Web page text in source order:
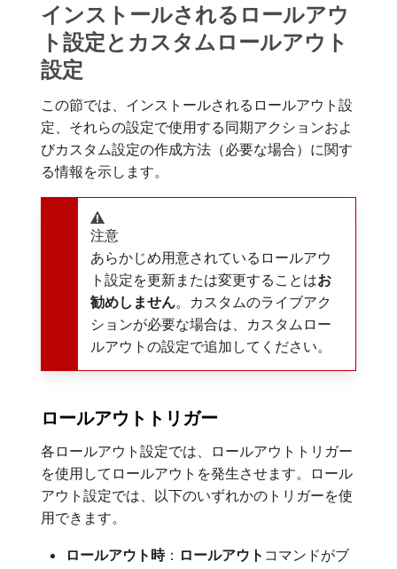
インストールされるロールアウ
ト設定とカスタムロールアウト
設定
この節では、インストールされるロールアウト設
定、それらの設定で使用する同期アクションおよ
びカスタム設定の作成方法（必要な場合）に関す
る情報を示します。
注意
あらかじめ用意されているロールアウ
ト設定を更新または変更することは​お
勧めしません。カスタムのライブアク
ションが必要な場合は、カスタムロー
ルアウトの設定で追加してください。
ロールアウトトリガー
各ロールアウト設定では、ロールアウトトリガー
を使用してロールアウトを発生させます。ロール
アウト設定では、以下のいずれかのトリガーを使
用できます。
ロールアウト時： ロールアウト ​コマンドがブ